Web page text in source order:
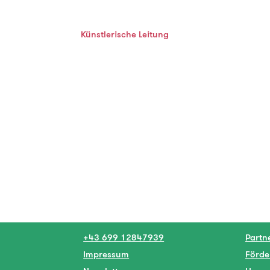
Künstlerische Leitung
+43 699 12847939
Impressum